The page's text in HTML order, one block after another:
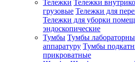
Тележки Тележки
грузовые Тележки для
Тележки для уборки
эндоскопические
Тумбы Тумбы
аппаратуру Тумбы
прикроватные